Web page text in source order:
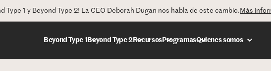
Type 1 y Beyond Type 2! La CEO Deborah Dugan nos habla de este cambio. Más
Beyond Type 1 Beyond Type 2Recursos ProgramasQuienes somos